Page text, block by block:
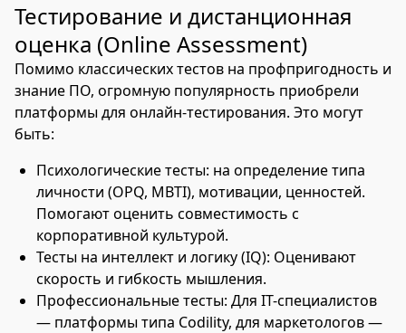
Тестирование и дистанционная
оценка (Online Assessment)
Помимо классических тестов на профпригодность и
знание ПО, огромную популярность приобрели
платформы для онлайн-тестирования. Это могут
быть:
Психологические тесты: на определение типа
личности (OPQ, MBTI), мотивации, ценностей.
Помогают оценить совместимость с
корпоративной культурой.
Тесты на интеллект и логику (IQ): Оценивают
скорость и гибкость мышления.
Профессиональные тесты: Для IT-специалистов
— платформы типа Codility, для маркетологов —